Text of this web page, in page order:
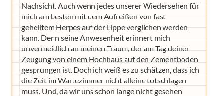
Nachsicht. Auch wenn jedes unserer Wiedersehen für
mich am besten mit dem Aufreißen von fast
geheiltem Herpes auf der Lippe verglichen werden
kann. Denn seine Anwesenheit erinnert mich
unvermeidlich an meinen Traum, der am Tag deiner
Zeugung von einem Hochhaus auf den Zementboden
gesprungen ist. Doch ich weiß es zu schätzen, dass ich
die Zeit im Wartezimmer nicht alleine totschlagen
muss. Und, da wir uns schon lange nicht gesehen